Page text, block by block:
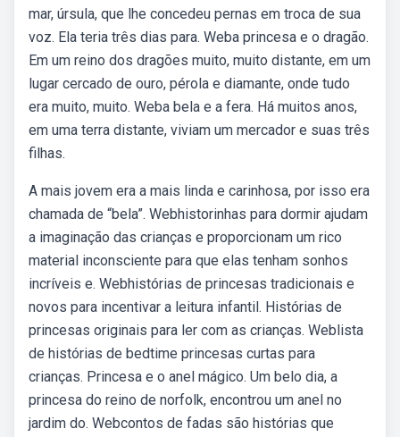
mar, úrsula, que lhe concedeu pernas em troca de sua
voz. Ela teria três dias para. Weba princesa e o dragão.
Em um reino dos dragões muito, muito distante, em um
lugar cercado de ouro, pérola e diamante, onde tudo
era muito, muito. Weba bela e a fera. Há muitos anos,
em uma terra distante, viviam um mercador e suas três
filhas.
A mais jovem era a mais linda e carinhosa, por isso era
chamada de “bela”. Webhistorinhas para dormir ajudam
a imaginação das crianças e proporcionam um rico
material inconsciente para que elas tenham sonhos
incríveis e. Webhistórias de princesas tradicionais e
novos para incentivar a leitura infantil. Histórias de
princesas originais para ler com as crianças. Weblista
de histórias de bedtime princesas curtas para
crianças. Princesa e o anel mágico. Um belo dia, a
princesa do reino de norfolk, encontrou um anel no
jardim do. Webcontos de fadas são histórias que